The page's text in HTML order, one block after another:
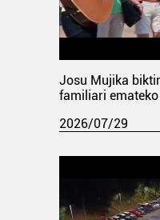
Josu Mujika
familiari
2026/07/29